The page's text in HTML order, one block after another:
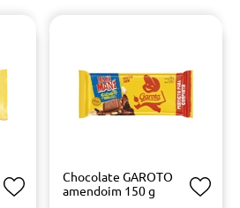
Chocolate GAROTO
amendoim 150 g